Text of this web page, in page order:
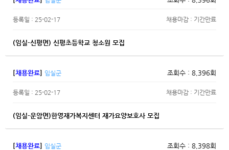
등록일 : 25-02-17 채용마감 : 기간만료
(임실-신평면) 신평초등학교 청소원 모집
[채용완료] 임실군 조회수 : 8,396회
등록일 : 25-02-17 채용마감 : 기간만료
(임실-운암면)한영재가복지센터 재가요양보호사 모집
[채용완료] 임실군 조회수 : 8,398회